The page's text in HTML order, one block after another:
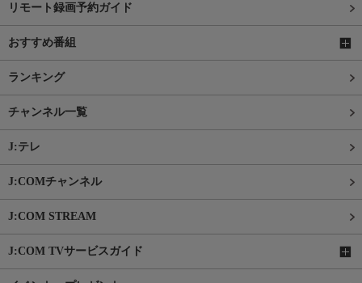
リモート録画予約ガイド
おすすめ番組
ランキング
チャンネル一覧
J:テレ
J:COMチャンネル
J:COM STREAM
J:COM TVサービスガイド